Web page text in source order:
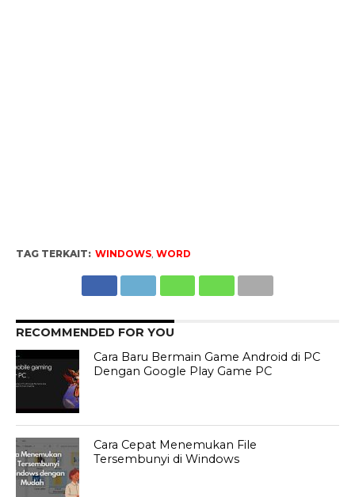
TAG TERKAIT: WINDOWS, WORD
RECOMMENDED FOR YOU
Cara Baru Bermain Game Android di PC
Dengan Google Play Game PC
Cara Cepat Menemukan File
Tersembunyi di Windows